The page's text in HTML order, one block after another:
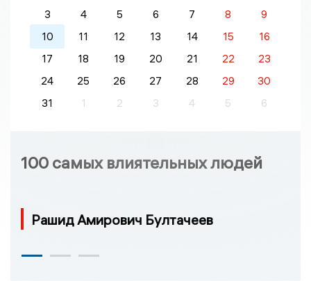
3
4 5 6 7 8
9
10
11 12 13 14 15
16
17
18 19 20 21 22
23
24
25 26 27 28 29
30
31
1 2 3 4 5 6
100 самых влиятельных людей
Рашид Амирович Бултачеев